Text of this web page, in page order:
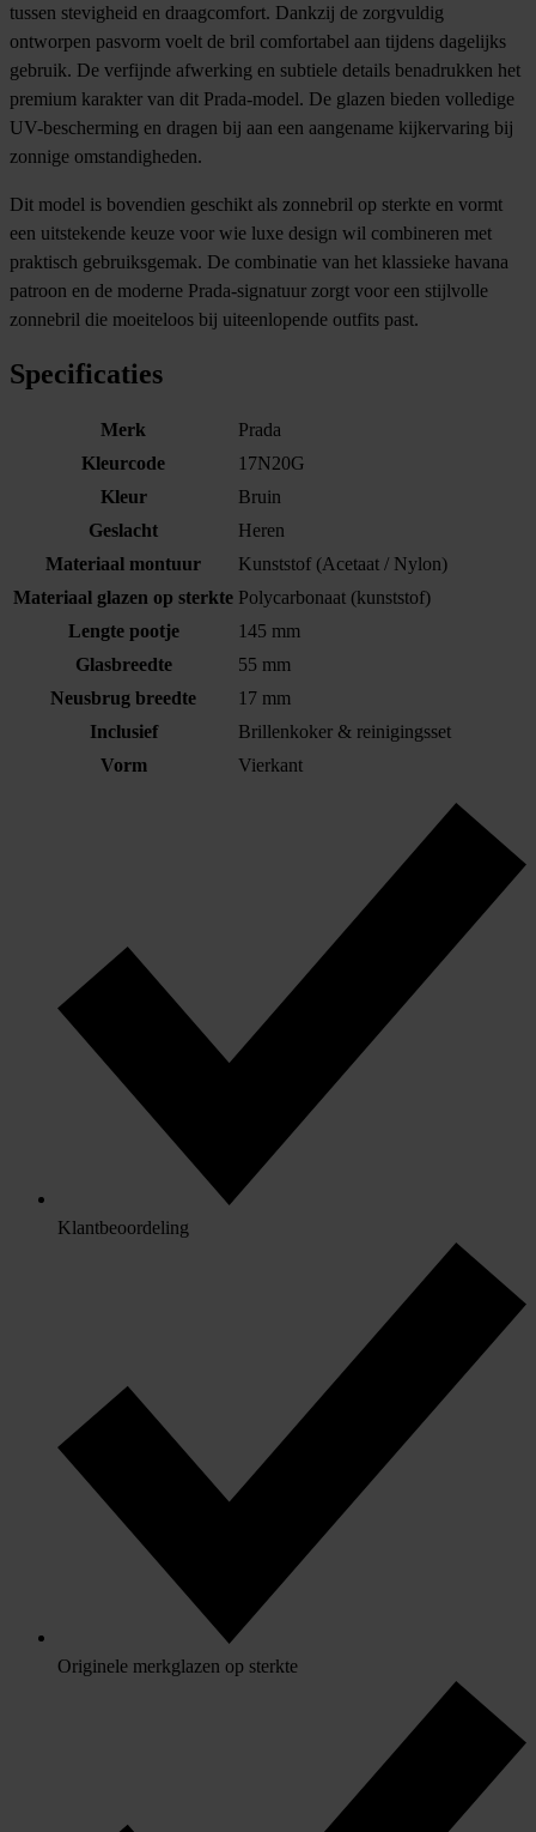
tussen stevigheid en draagcomfort. Dankzij de zorgvuldig
ontworpen pasvorm voelt de bril comfortabel aan tijdens dagelijks
gebruik. De verfijnde afwerking en subtiele details benadrukken het
premium karakter van dit Prada-model. De glazen bieden volledige
UV-bescherming en dragen bij aan een aangename kijkervaring bij
zonnige omstandigheden.
Dit model is bovendien geschikt als zonnebril op sterkte en vormt
een uitstekende keuze voor wie luxe design wil combineren met
praktisch gebruiksgemak. De combinatie van het klassieke havana
patroon en de moderne Prada-signatuur zorgt voor een stijlvolle
zonnebril die moeiteloos bij uiteenlopende outfits past.
Specificaties
Merk
Prada
Kleurcode
17N20G
Kleur
Bruin
Geslacht
Heren
Materiaal montuur
Kunststof (Acetaat / Nylon)
Materiaal glazen op sterkte Polycarbonaat (kunststof)
Lengte pootje
145 mm
Glasbreedte
55 mm
Neusbrug breedte
17 mm
Inclusief
Brillenkoker & reinigingsset
Vorm
Vierkant
Klantbeoordeling
Originele merkglazen op sterkte